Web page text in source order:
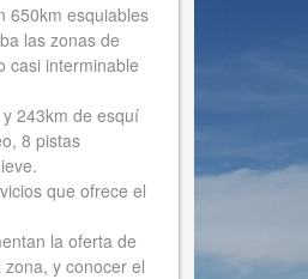
650km esquiables
las zonas de
casi interminable
243km de esquí
8 pistas
que ofrece el
la oferta de
y conocer el